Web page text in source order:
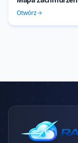
Otwórz